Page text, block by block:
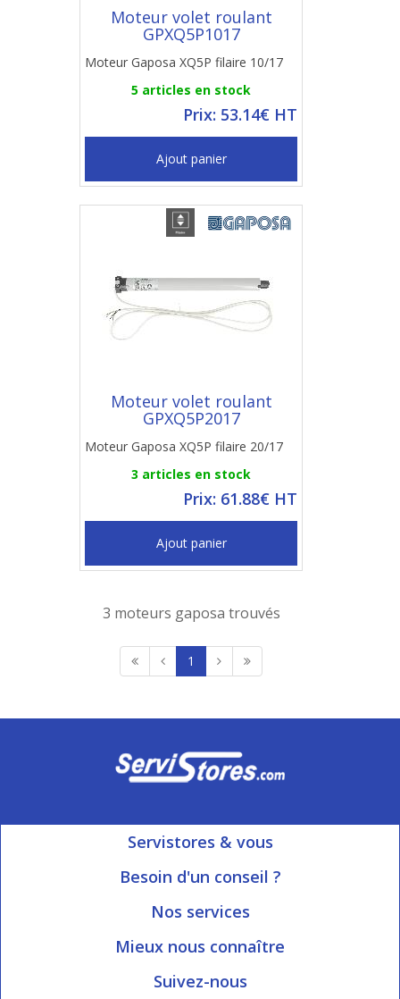
Moteur volet roulant
GPXQ5P1017
Moteur Gaposa XQ5P filaire 10/17
5 articles en stock
Prix: 53.14€ HT
Ajout panier
Moteur volet roulant
GPXQ5P2017
Moteur Gaposa XQ5P filaire 20/17
3 articles en stock
Prix: 61.88€ HT
Ajout panier
3 moteurs gaposa trouvés
1
Servistores & vous
Mon compte
Besoin d'un conseil ?
Ouvert du Lundi au Vendredi
Nos services
Informations livraison
Blog Servistores
Mieux nous connaître
Qui sommes-nous?
Suivez-nous